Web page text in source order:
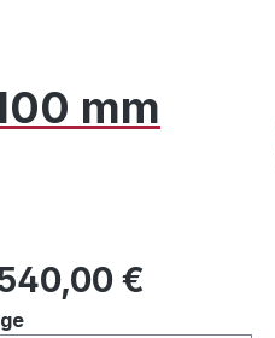
mm
Preis: €
auswählen